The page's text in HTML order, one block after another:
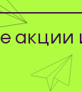
акции